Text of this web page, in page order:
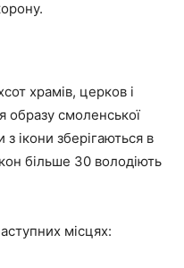
храмів, церков і
образу смоленської
ікони зберігаються в
більше 30 володіють
місцях: